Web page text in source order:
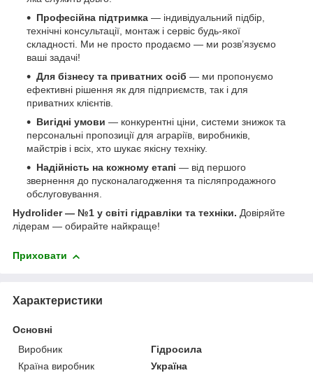
Професійна підтримка — індивідуальний підбір,
технічні консультації, монтаж і сервіс будь-якої
складності. Ми не просто продаємо — ми розв’язуємо
ваші задачі!
Для бізнесу та приватних осіб — ми пропонуємо
ефективні рішення як для підприємств, так і для
приватних клієнтів.
Вигідні умови — конкурентні ціни, системи знижок та
персональні пропозиції для аграріїв, виробників,
майстрів і всіх, хто шукає якісну техніку.
Надійність на кожному етапі — від першого
звернення до пусконалагодження та післяпродажного
обслуговування.
Hydrolider — №1 у світі гідравліки та техніки. Довіряйте
лідерам — обирайте найкраще!
Приховати
Характеристики
Основні
Виробник
Гідросила
Країна виробник
Україна